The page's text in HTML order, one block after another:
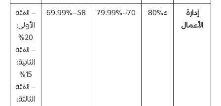
إدارة
الأعمال
≥80%
70–79.99%
58–69.99%
– الفئة
الأولى:
20%
– الفئة
الثانية:
15%
– الفئة
الثالثة: